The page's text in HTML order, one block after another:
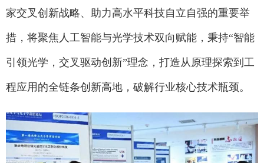
家交叉创新战略、助力高水平科技自立自强的重要举
措，将聚焦人工智能与光学技术双向赋能，秉持“智能
引领光学，交叉驱动创新”理念，打造从原理探索到工
程应用的全链条创新高地，破解行业核心技术瓶颈。